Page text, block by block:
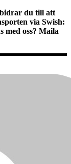
bidrar du till att
via Swish:
med oss? Maila